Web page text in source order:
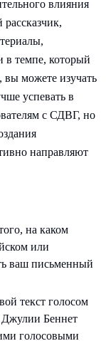
влияния
в темпе, который
можете изучать
успевать в
с СДВГ, но
направляют
на каком
или
ваш письменный
текст голосом
Беннет
голосовыми